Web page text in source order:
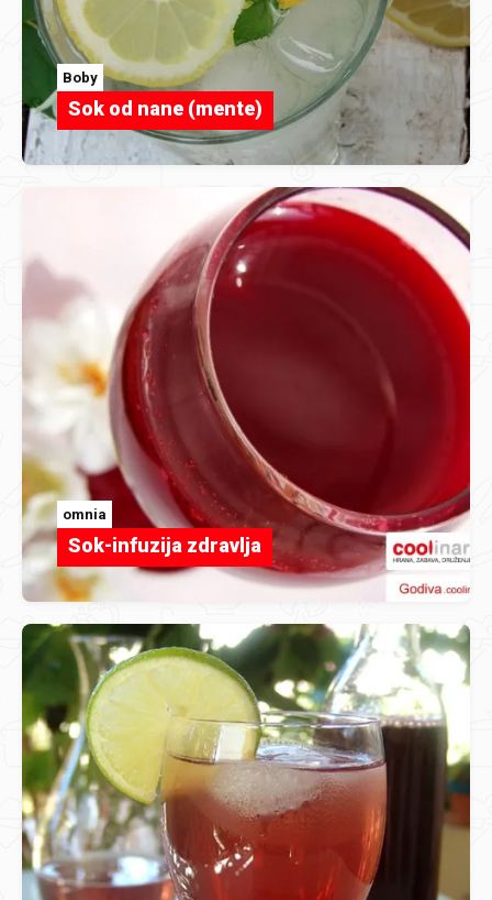
Boby
Sok od nane (mente)
omnia
Sok-infuzija zdravlja